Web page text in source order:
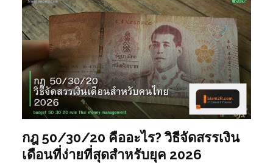
กฎ 50/30/20 คืออะไร? วิธีจัดสรรเงิน
เดือนที่ง่ายที่สุดสำหรับยุค 2026